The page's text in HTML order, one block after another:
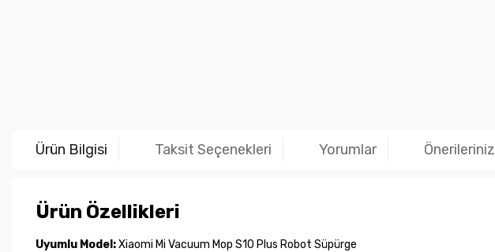
Ürün Bilgisi Taksit Seçenekleri Yorumlar Önerileriniz
Ürün Özellikleri
Uyumlu Model:Xiaomi Mi Vacuum Mop S10 Plus Robot Süpürge